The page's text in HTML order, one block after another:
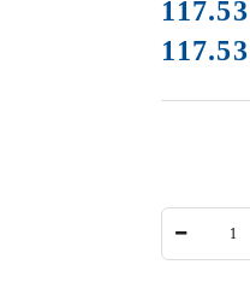
cena:
117.53
Cena:
117.53